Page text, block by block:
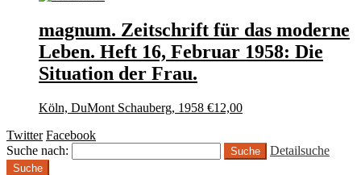
magnum. Zeitschrift für das moderne
Leben. Heft 16, Februar 1958: Die
Situation der Frau.
Köln, DuMont Schauberg, 1958 €12,00
Twitter Facebook
Suche nach:
Detailsuche
Suche